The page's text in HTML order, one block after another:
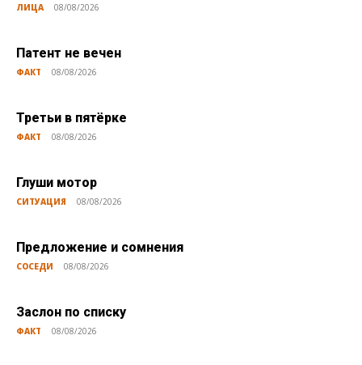
ЛИЦА 08/08/2026
Патент не вечен
ФАКТ 08/08/2026
Третьи в пятёрке
ФАКТ 08/08/2026
Глуши мотор
СИТУАЦИЯ 08/08/2026
Предложение и сомнения
СОСЕДИ 08/08/2026
Заслон по списку
ФАКТ 08/08/2026